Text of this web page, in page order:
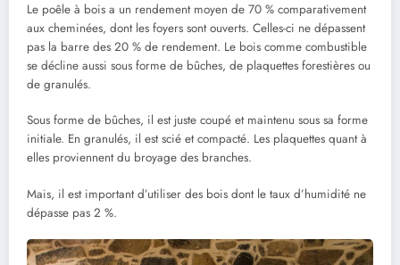
Le poêle à bois a un rendement moyen de 70 % comparativement
aux cheminées, dont les foyers sont ouverts. Celles-ci ne dépassent
pas la barre des 20 % de rendement. Le bois comme combustible
se décline aussi sous forme de bûches, de plaquettes forestières ou
de granulés.
Sous forme de bûches, il est juste coupé et maintenu sous sa forme
initiale. En granulés, il est scié et compacté. Les plaquettes quant à
elles proviennent du broyage des branches.
Mais, il est important d’utiliser des bois dont le taux d’humidité ne
dépasse pas 2 %.